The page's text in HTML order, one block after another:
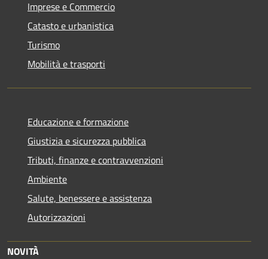
Imprese e Commercio
Catasto e urbanistica
Turismo
Mobilità e trasporti
Educazione e formazione
Giustizia e sicurezza pubblica
Tributi, finanze e contravvenzioni
Ambiente
Salute, benessere e assistenza
Autorizzazioni
NOVITÀ